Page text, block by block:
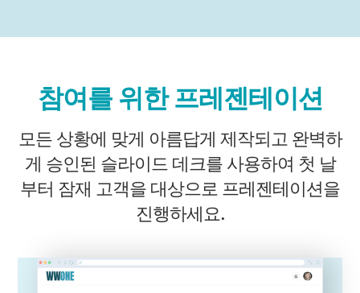
참여를 위한 프레젠테이션
모든 상황에 맞게 아름답게 제작되고 완벽하
게 승인된 슬라이드 데크를 사용하여 첫 날
부터 잠재 고객을 대상으로 프레젠테이션을
진행하세요.